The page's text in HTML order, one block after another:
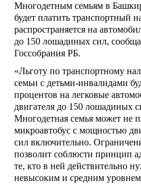
Многодетным семьям в
будет платить транспортный
распространяется на
до 150 лошадиных сил,
Госсобрания РБ.
«Льготу по транспортному
семьи с детьми-инвалидами
процентов на легковые
двигателя до 150 лошадиных
Многодетная семья может не
микроавтобус с мощностью
сил включительно.
позволит соблюсти принцип
те, кто в ней действительно
невысоким и средним